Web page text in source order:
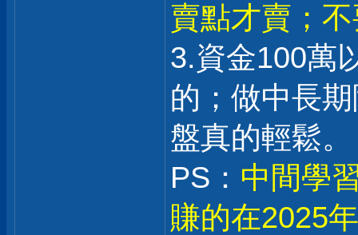
賣點才賣；
3.資金100萬
的；做中長
盤真的輕鬆。
PS： 中間學
賺的在2025